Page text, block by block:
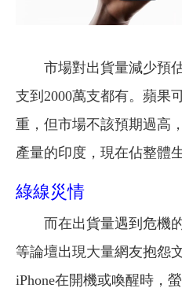
市場對出貨量減少預
支到2000萬支都有。蘋果
重，但市場不該預期過高
產量的印度，現在佔整體
綠線災情
而在出貨量遇到危機
等論壇出現大量網友抱怨
iPhone在開機或喚醒時，